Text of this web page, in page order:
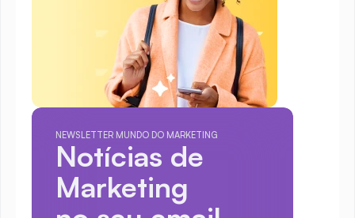
NEWSLETTER MUNDO DO MARKETING
Notícias de
Marketing